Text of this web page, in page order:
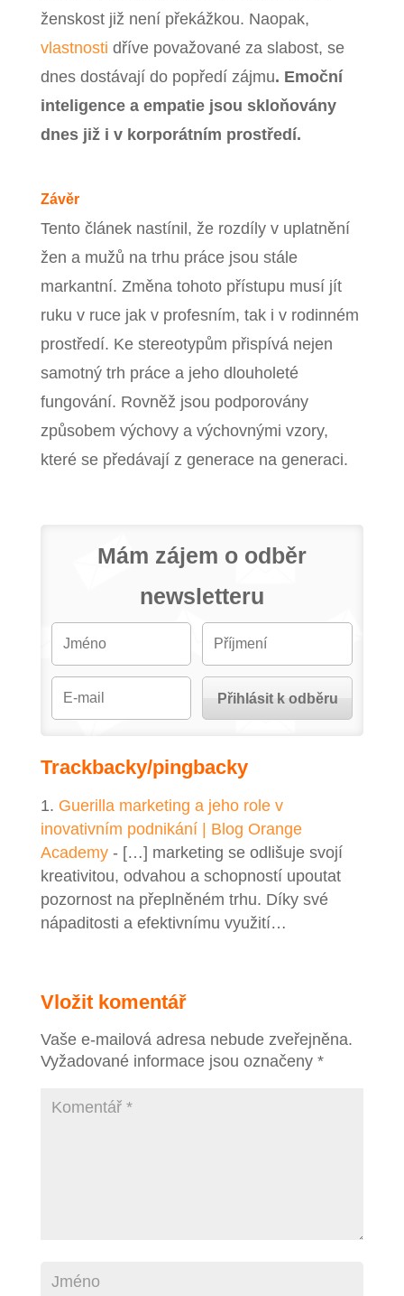
ženskost již není překážkou. Naopak,
vlastnosti dříve považované za slabost, se
dnes dostávají do popředí zájmu. Emoční
inteligence a empatie jsou skloňovány
dnes již i v korporátním prostředí.
Závěr
Tento článek nastínil, že rozdíly v uplatnění
žen a mužů na trhu práce jsou stále
markantní. Změna tohoto přístupu musí jít
ruku v ruce jak v profesním, tak i v rodinném
prostředí. Ke stereotypům přispívá nejen
samotný trh práce a jeho dlouholeté
fungování. Rovněž jsou podporovány
způsobem výchovy a výchovnými vzory,
které se předávají z generace na generaci.
Mám zájem o odběr
newsletteru
Trackbacky/pingbacky
Guerilla marketing a jeho role v
inovativním podnikání | Blog Orange
Academy- […] marketing se odlišuje svojí
kreativitou, odvahou a schopností upoutat
pozornost na přeplněném trhu. Díky své
nápaditosti a efektivnímu využití…
Vložit komentář
Vaše e-mailová adresa nebude zveřejněna.
Vyžadované informace jsou označeny *